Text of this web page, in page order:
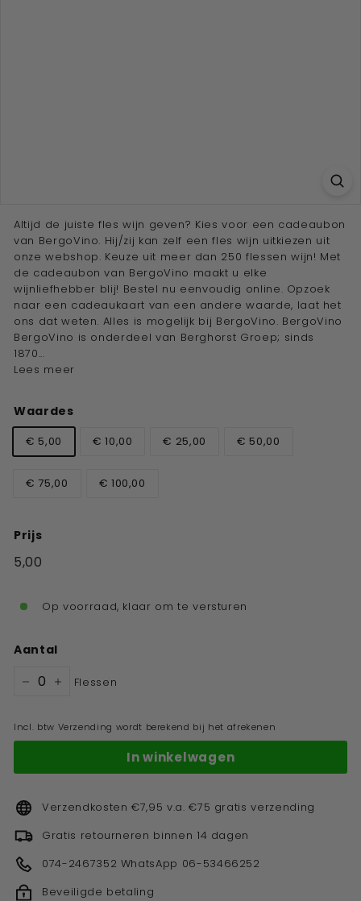
e
u
r''
Altijd de juiste fles wijn geven? Kies voor een cadeaubon
van BergoVino. Hij/zij kan zelf een fles wijn uitkiezen uit
onze webshop. Keuze uit meer dan 250 flessen wijn! Met
de cadeaubon van BergoVino maakt u elke
wijnliefhebber blij! Bestel nu eenvoudig online. Opzoek
naar een cadeaukaart van een andere waarde, laat het
ons dat weten. Alles is mogelijk bij BergoVino. BergoVino
BergoVino is onderdeel van Berghorst Groep; sinds
1870...
Lees meer
Waardes
€ 5,00 € 10,00 € 25,00 € 50,00
€ 75,00 € 100,00
Prijs
Standaard
5,00
Op voorraad, klaar om te versturen
Aantal
Flessen
Incl. btw Verzending wordt berekend bij het afrekenen
In winkelwagen
Verzendkosten €7,95 v.a. €75 gratis verzending
Gratis retourneren binnen 14 dagen
074-2467352 WhatsApp 06-53466252
Beveiligde betaling